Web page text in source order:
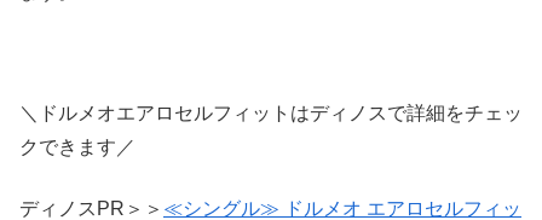
＼ドルメオエアロセルフィットはディノスで詳細をチェッ
クできます／
ディノスPR＞＞ ≪シングル≫ ドルメオ エアロセルフィッ